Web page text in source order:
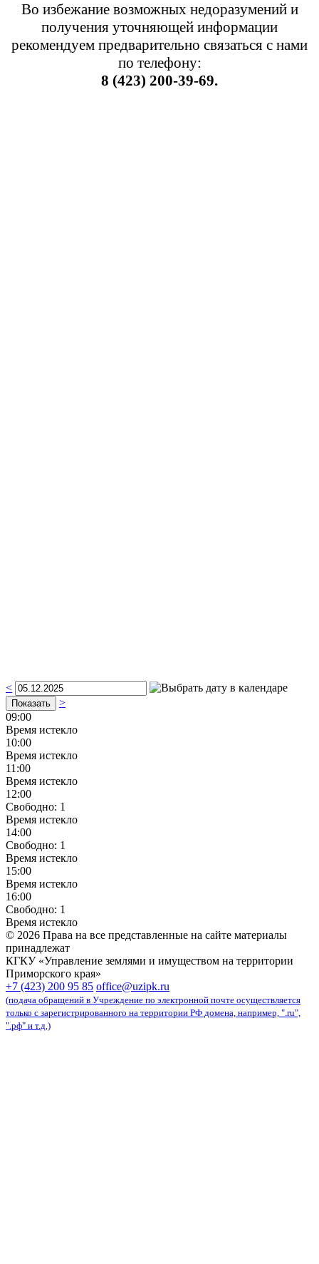
Во избежание возможных недоразумений и
получения уточняющей информации
рекомендуем предварительно связаться с нами
по телефону:
8 (423) 200-39-69.
<
>
09:00
Время истекло
10:00
Время истекло
11:00
Время истекло
12:00
Свободно: 1
Время истекло
14:00
Свободно: 1
Время истекло
15:00
Время истекло
16:00
Свободно: 1
Время истекло
© 2026 Права на все представленные на сайте материалы
принадлежат
КГКУ «Управление землями и имуществом на территории
Приморского края»
+7 (423) 200 95 85 office@uzipk.ru
(подача обращений в Учреждение по электронной почте осуществляется
только с зарегистрированного на территории РФ домена, например, ".ru",
".рф" и т.д.)